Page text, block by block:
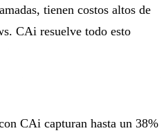
tienen costos altos de
CAi resuelve todo esto
CAi capturan hasta un 38%